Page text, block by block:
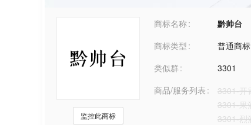
监控此商标
商标名称 黔帅台
商标类型
普通商标
类似群
3301
商品/服务列表
3301-开
3301-果
3301-烈